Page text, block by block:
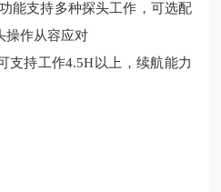
能支持多种探头工作，可选配
操作从容应对
支持工作4.5H以上，续航能力